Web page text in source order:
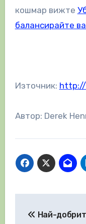
кошмар вижте
балансирайте
Източник: http://
Автор: Derek
Най-